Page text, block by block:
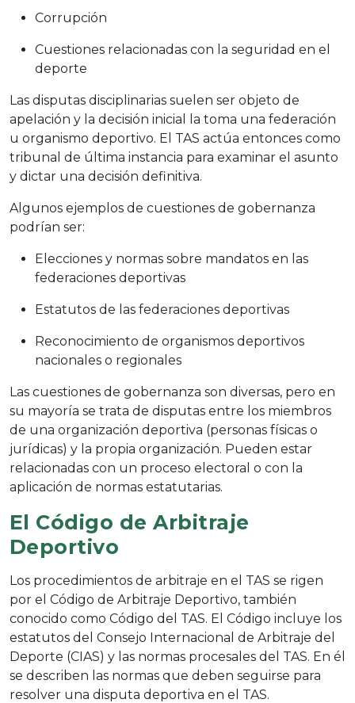
Corrupción
Cuestiones relacionadas con la seguridad en el
deporte
Las disputas disciplinarias suelen ser objeto de
apelación y la decisión inicial la toma una federación
u organismo deportivo. El TAS actúa entonces como
tribunal de última instancia para examinar el asunto
y dictar una decisión definitiva.
Algunos ejemplos de cuestiones de gobernanza
podrían ser:
Elecciones y normas sobre mandatos en las
federaciones deportivas
Estatutos de las federaciones deportivas
Reconocimiento de organismos deportivos
nacionales o regionales
Las cuestiones de gobernanza son diversas, pero en
su mayoría se trata de disputas entre los miembros
de una organización deportiva (personas físicas o
jurídicas) y la propia organización. Pueden estar
relacionadas con un proceso electoral o con la
aplicación de normas estatutarias.
El Código de Arbitraje
Deportivo
Los procedimientos de arbitraje en el TAS se rigen
por el Código de Arbitraje Deportivo, también
conocido como Código del TAS. El Código incluye los
estatutos del Consejo Internacional de Arbitraje del
Deporte (CIAS) y las normas procesales del TAS. En él
se describen las normas que deben seguirse para
resolver una disputa deportiva en el TAS.